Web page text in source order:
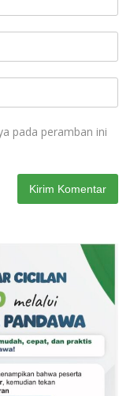
pada peramban ini